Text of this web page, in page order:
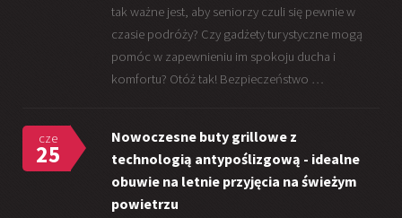
tak ważne jest, aby seniorzy czuli się pewnie w
czasie podróży? Czy gadżety turystyczne mogą
pomóc w zapewnieniu im spokoju ducha i
komfortu? Otóż tak! Bezpieczeństwo …
cze
25
Nowoczesne buty grillowe z
technologią antypoślizgową - idealne
obuwie na letnie przyjęcia na świeżym
powietrzu